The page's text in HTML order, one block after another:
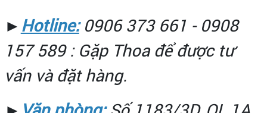
► Hotline:0906 373 661 - 0908
157 589 : Gặp Thoa để được tư
vấn và đặt hàng.